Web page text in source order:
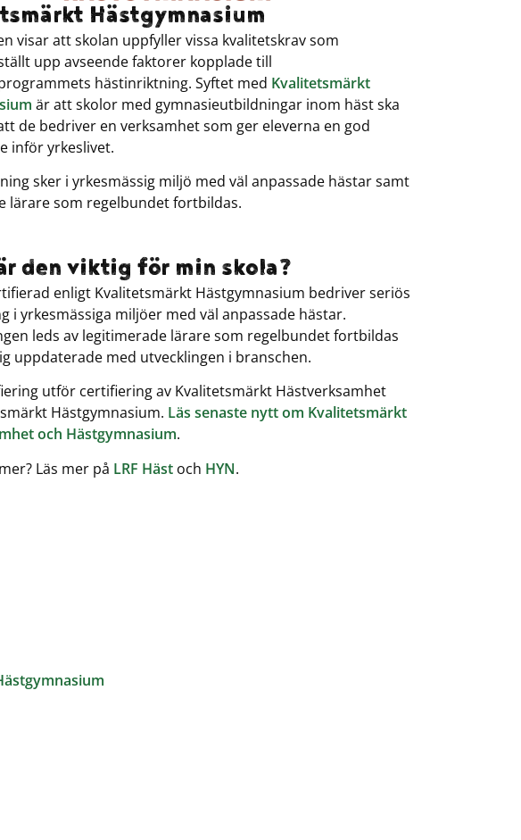
Hästgymnasium
visar att skolan uppfyller vissa kvalitetskrav som
upp avseende faktorer kopplade till
hästinriktning. Syftet med Kvalitetsmärkt
är att skolor med gymnasieutbildningar inom häst ska
de bedriver en verksamhet som ger eleverna en god
inför yrkeslivet.
sker i yrkesmässig miljö med väl anpassade hästar samt
lärare som regelbundet fortbildas.
den viktig för min skola?
enligt Kvalitetsmärkt Hästgymnasium bedriver seriös
i yrkesmässiga miljöer med väl anpassade hästar.
leds av legitimerade lärare som regelbundet fortbildas
uppdaterade med utvecklingen i branschen.
utför certifiering av Kvalitetsmärkt Hästverksamhet
Hästgymnasium. Läs senaste nytt om Kvalitetsmärkt
och Hästgymnasium.
Läs mer på LRF Häst och HYN.